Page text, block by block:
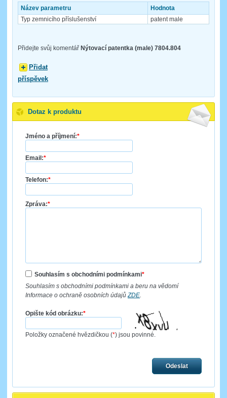
Název parametru
Hodnota
Typ zemnicího příslušenství
patent male
Přidejte svůj komentář Nýtovací patentka (male) 7804.804
Přidat
příspěvek
Dotaz k produktu
Jméno a příjmení:*
Email:*
Telefon:*
Zpráva:*
Souhlasím s obchodními podmínkami*
Souhlasím s obchodními podmínkami a beru na vědomí
Informace o ochraně osobních údajůZDE.
Opište kód obrázku:*
Položky označené hvězdičkou (*) jsou povinné.
Odeslat